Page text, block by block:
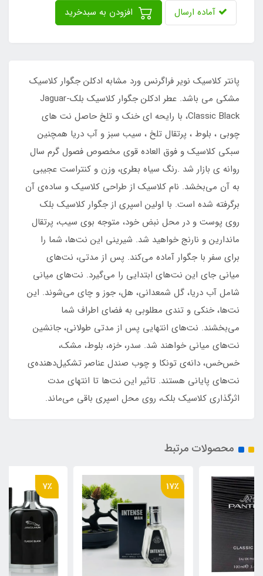
آماده ارسال
پانتر کلاسیک نویر فراگرنس ورد مشابه ادکلن جگوار کلاسیک
مشکی می باشد. عطر ادکلن جگوار کلاسیک بلک-Jaguar
Classic Black، با رایحه ای خنک و تلخ حاصل نت های
چوبی ، بلوط ، پرتقال تلخ ، سیب سبز و آب دریا همچنین
سبکی کلاسیک و فوق العاده قوی مخصوص فصول گرم سال
روانه ی بازار شد .رنگ سیاه بطری، وزن و کنتراست عجیبی
به آن می‌بخشد. نام کلاسیک از طراحی کلاسیک و ساده‌ی آن
برگرفته شده است. با اولین اسپری از جگوار کلاسیک بلک
روی پوست و در محل نبض خود، متوجه بوی سیب، پرتقال
ماندارین و نارنج خواهید شد. شیرینی این نت‌ها، شما را
برای سفر با جگوار آماده می‌کند. پس از مدتی، نت‌‎های
میانی جای این نت‌های ابتدایی را می‌گیرد. نت‌های میانی
شامل آب دریا، گل شمعدانی، هل، جوز و چای می‌شوند. این
نت‌ها، خنکی و تندی مطلوبی به فضای اطراف شما
می‌بخشند. نت‌های انتهایی پس از مدتی طولانی، جانشین
نت‌های میانی خواهند شد. سدر، خزه، بلوط، مشک،
خس‌خس، دانه‌ی تونکا و چوب صندل عناصر تشکیل‌دهنده‌ی
نت‌های پایانی هستند. تاثیر این نت‌ها تا انتهای مدت
اثرگذاری کلاسیک بلک، روی محل اسپری باقی می‌ماند.
محصولات مرتبط
17٪ 7٪